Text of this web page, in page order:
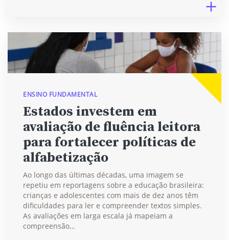
ENSINO FUNDAMENTAL
Estados investem em
avaliação de fluência leitora
para fortalecer políticas de
alfabetização
Ao longo das últimas décadas, uma imagem se
repetiu em reportagens sobre a educação brasileira:
crianças e adolescentes com mais de dez anos têm
dificuldades para ler e compreender textos simples.
As avaliações em larga escala já mapeiam a
compreensão…